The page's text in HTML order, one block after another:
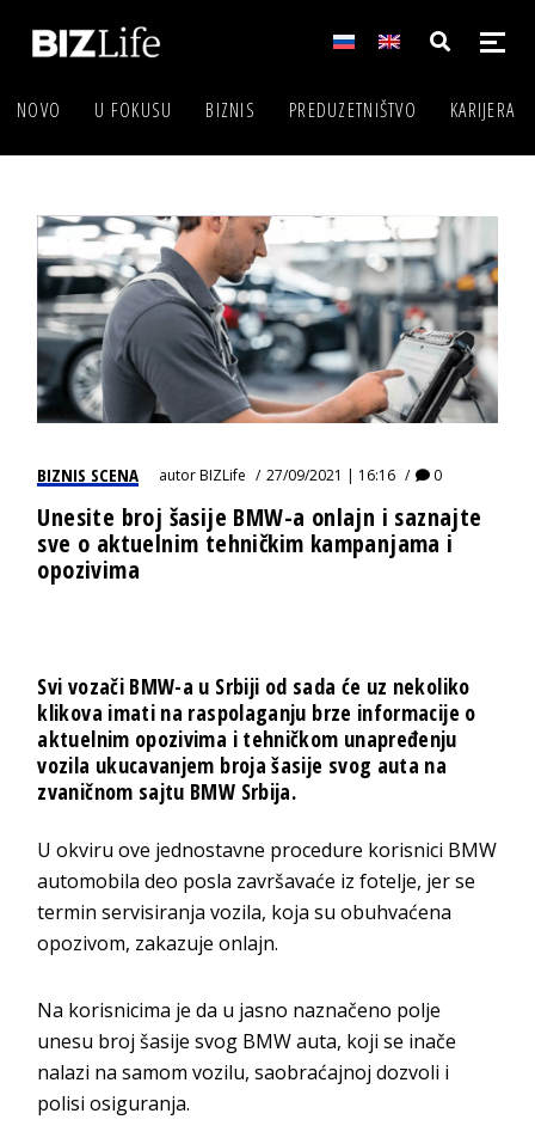
NOVO U FOKUSU BIZNIS PREDUZETNIŠTVO KARIJERA
BIZNIS SCENA autorBIZLife 27/09/2021 | 16:16 0
Unesite broj šasije BMW-a onlajn i saznajte
sve o aktuelnim tehničkim kampanjama i
opozivima
Svi vozači BMW-a u Srbiji od sada će uz nekoliko
klikova imati na raspolaganju brze informacije o
aktuelnim opozivima i tehničkom unapređenju
vozila ukucavanjem broja šasije svog auta na
zvaničnom sajtu BMW Srbija.
U okviru ove jednostavne procedure korisnici BMW
automobila deo posla završavaće iz fotelje, jer se
termin servisiranja vozila, koja su obuhvaćena
opozivom, zakazuje onlajn.
Na korisnicima je da u jasno naznačeno polje
unesu broj šasije svog BMW auta, koji se inače
nalazi na samom vozilu, saobraćajnoj dozvoli i
polisi osiguranja.